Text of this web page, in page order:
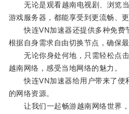
无论是观看越南电视剧、浏览当
游戏服务器，都能享受到更流畅、
快连VN加速器还提供多种免费
根据自身需求自由切换节点，确保
无论你身处何地，只需轻松点击
越南网络，感受当地网络的魅力。
快连VN加速器给用户带来了便
的网络资源。
让我们一起畅游越南网络世界，